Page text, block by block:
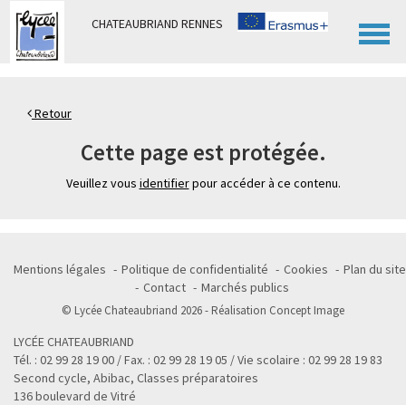
CHATEAUBRIAND RENNES
Retour
Cette page est protégée.
Veuillez vous identifierpour accéder à ce contenu.
Mentions légales Politique de confidentialité Cookies
Plan du site
Contact
Marchés publics
© Lycée Chateaubriand 2026 - Réalisation Concept Image
LYCÉE CHATEAUBRIAND
Tél. : 02 99 28 19 00 / Fax. : 02 99 28 19 05 / Vie scolaire : 02 99 28 19 83
Second cycle, Abibac, Classes préparatoires
136 boulevard de Vitré
Panneau de gestion des cookies